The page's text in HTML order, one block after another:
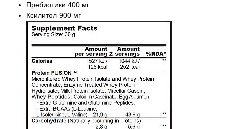
Пребиотики 400 мг
Ксилитол 900 мг